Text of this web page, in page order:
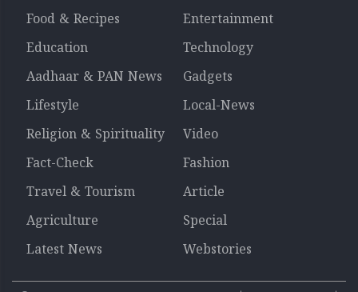
Food & Recipes
Entertainment
Education
Technology
Aadhaar & PAN News
Gadgets
Lifestyle
Local-News
Religion & Spirituality
Video
Fact-Check
Fashion
Travel & Tourism
Article
Agriculture
Special
Latest News
Webstories